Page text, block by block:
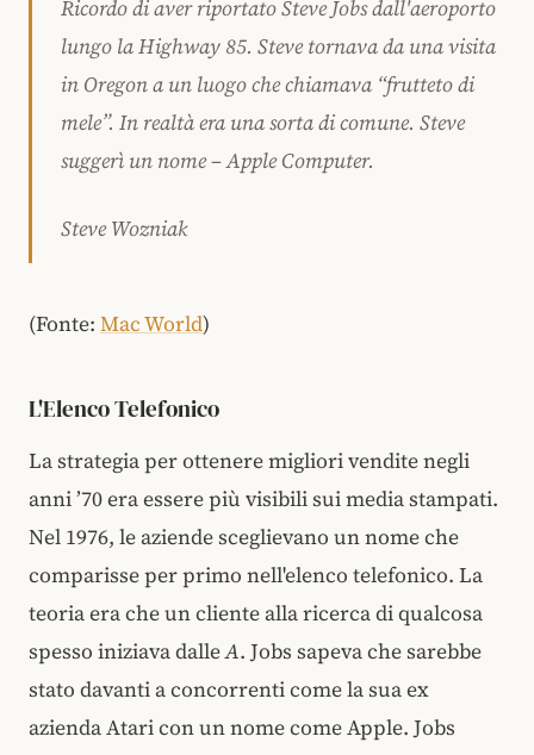
Ricordo di aver riportato Steve Jobs dall'aeroporto
lungo la Highway 85. Steve tornava da una visita
in Oregon a un luogo che chiamava “frutteto di
mele”. In realtà era una sorta di comune. Steve
suggerì un nome – Apple Computer.
Steve Wozniak
(Fonte: Mac World)
L'Elenco Telefonico
La strategia per ottenere migliori vendite negli
anni ’70 era essere più visibili sui media stampati.
Nel 1976, le aziende sceglievano un nome che
comparisse per primo nell'elenco telefonico. La
teoria era che un cliente alla ricerca di qualcosa
spesso iniziava dalleA. Jobs sapeva che sarebbe
stato davanti a concorrenti come la sua ex
azienda Atari con un nome come Apple. Jobs